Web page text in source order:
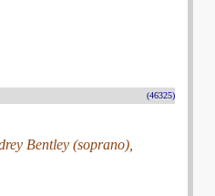
(46325)
Bentley (soprano),